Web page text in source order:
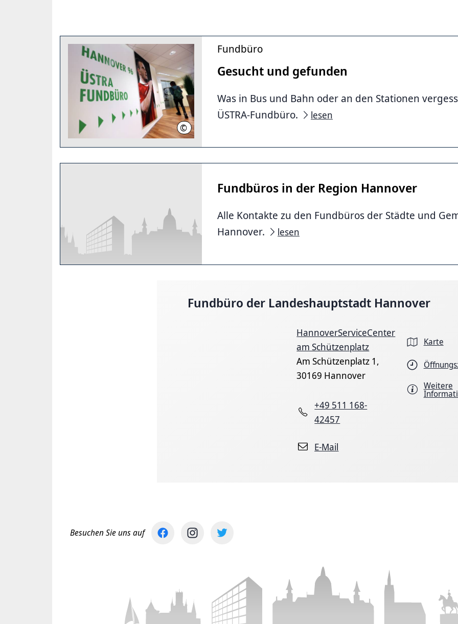
© Üstra
Fundbüro
Gesucht und ge­fun­den
Was in Bus und Bahn oder an den Stationen
ÜSTRA-Fundbüro.
lesen
Fundbüros in der Region Hannover
Alle Kontakte zu den Fundbüros der Städte und
Hannover.
lesen
Fundbüro der Landeshauptstadt Hannover
HannoverServiceCenter
am Schützenplatz
Am Schützenplatz 1,
30169 Hannover
+49 511 168-
42457
E-Mail
Karte
Weitere
Besuchen Sie uns auf